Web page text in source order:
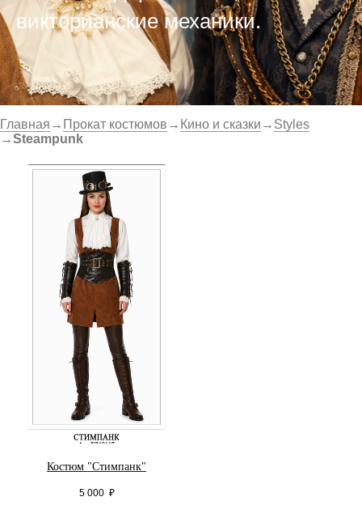
викторианские механики.
Главная → Прокат костюмов → Кино и сказки → Styles
→Steampunk
Костюм "Стимпанк"
5 000 ₽